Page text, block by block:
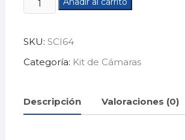
de
cámaras
wifi+LANSCI64
SKU: SCI64
Categoría: Kit de Cámaras
Descripción Valoraciones (0)